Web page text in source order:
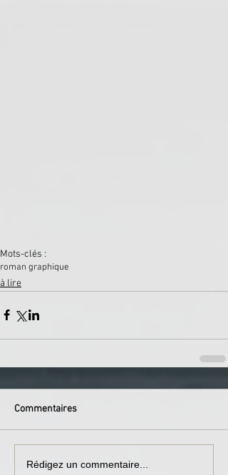
Mots-clés :
roman graphique
à lire
Commentaires
Rédigez un commentaire...